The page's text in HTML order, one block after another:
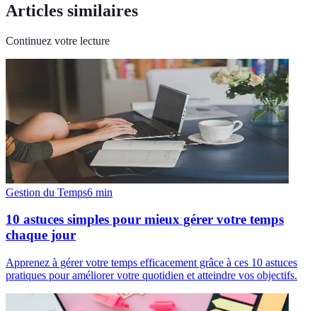
Articles similaires
Continuez votre lecture
Gestion du Temps6 min
10 astuces simples pour mieux gérer votre temps
chaque jour
Apprenez à gérer votre temps efficacement grâce à ces 10 astuces
pratiques pour améliorer votre quotidien et atteindre vos objectifs.